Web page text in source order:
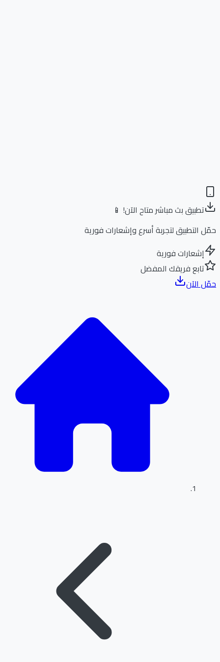
تطبيق بث مباشر متاح الآن! 📱
التطبيق لتجربة أسرع وإشعارات فورية
إشعارات فورية
تابع فريقك المفضل
الآن